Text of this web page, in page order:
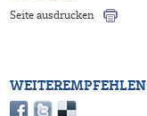
Seite ausdrucken
WEITEREMPFEHLEN